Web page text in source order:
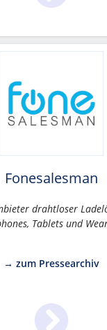
Fonesalesman
drahtloser
Tablets und
→ zum Pressearchiv